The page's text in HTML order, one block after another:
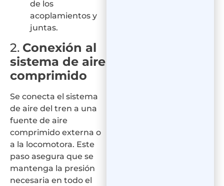
de los
acoplamientos y
juntas.
2. Conexión al
sistema de aire
comprimido
Se conecta el sistema
de aire del tren a una
fuente de aire
comprimido externa o
a la locomotora. Este
paso asegura que se
mantenga la presión
necesaria en todo el